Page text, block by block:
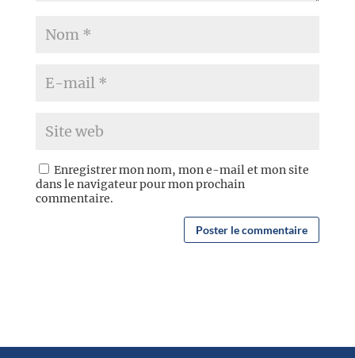
Enregistrer mon nom, mon e-mail et mon site
dans le navigateur pour mon prochain
commentaire.